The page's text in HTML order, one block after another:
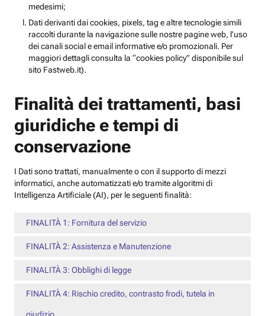
medesimi;
Dati derivanti dai cookies, pixels, tag e altre tecnologie simili
raccolti durante la navigazione sulle nostre pagine web, l’uso
dei canali social e email informative e/o promozionali. Per
maggiori dettagli consulta la “cookies policy” disponibile sul
sito Fastweb.it).
Finalità dei trattamenti, basi
giuridiche e tempi di
conservazione
I Dati sono trattati, manualmente o con il supporto di mezzi
informatici, anche automatizzati e/o tramite algoritmi di
Intelligenza Artificiale (AI), per le seguenti finalità:
FINALITÀ 1: Fornitura del servizio
FINALITÀ 2: Assistenza e Manutenzione
FINALITÀ 3: Obblighi di legge
FINALITÀ 4: Rischio credito, contrasto frodi, tutela in